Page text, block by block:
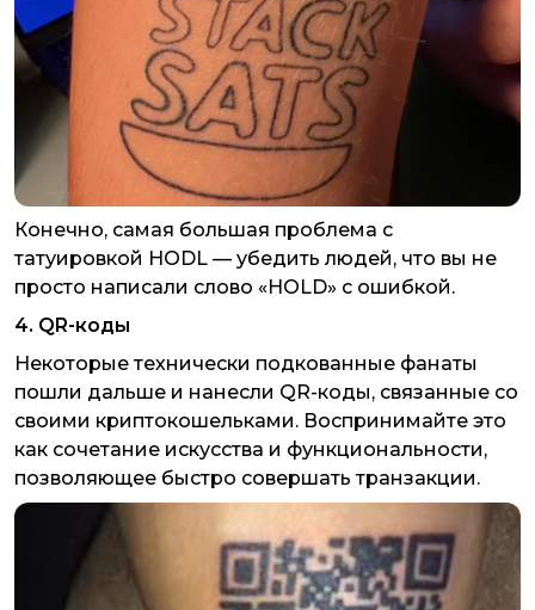
Конечно, самая большая проблема с
татуировкой HODL — убедить людей, что вы не
просто написали слово «HOLD» с ошибкой.
4. QR-коды
Некоторые технически подкованные фанаты
пошли дальше и нанесли QR-коды, связанные со
своими криптокошельками. Воспринимайте это
как сочетание искусства и функциональности,
позволяющее быстро совершать транзакции.